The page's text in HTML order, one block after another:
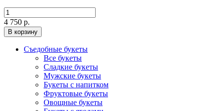
4 750 р.
В корзину
Съедобные букеты
Все букеты
Сладкие букеты
Мужские букеты
Букеты с напитком
Фруктовые букеты
Овощные букеты